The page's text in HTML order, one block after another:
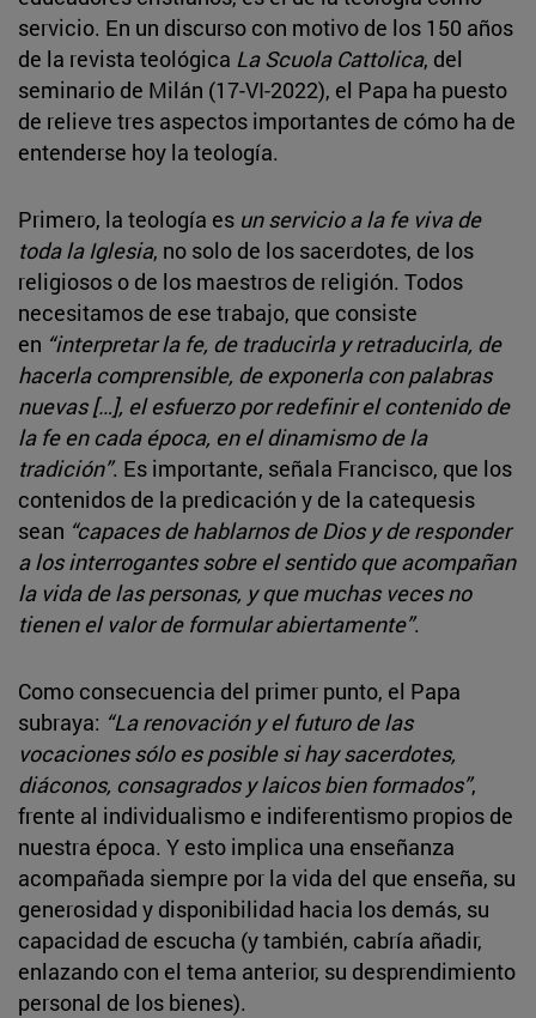
servicio. En un discurso con motivo de los 150 años
de la revista teológica La Scuola Cattolica, del
seminario de Milán (17-VI-2022), el Papa ha puesto
de relieve tres aspectos importantes de cómo ha de
entenderse hoy la teología.
Primero, la teología es un servicio a la fe viva de
toda la Iglesia, no solo de los sacerdotes, de los
religiosos o de los maestros de religión. Todos
necesitamos de ese trabajo, que consiste
en “interpretar la fe, de traducirla y retraducirla, de
hacerla comprensible, de exponerla con palabras
nuevas […], el esfuerzo por redefinir el contenido de
la fe en cada época, en el dinamismo de la
tradición”. Es importante, señala Francisco, que los
contenidos de la predicación y de la catequesis
sean “capaces de hablarnos de Dios y de responder
a los interrogantes sobre el sentido que acompañan
la vida de las personas, y que muchas veces no
tienen el valor de formular abiertamente”.
Como consecuencia del primer punto, el Papa
subraya: “La renovación y el futuro de las
vocaciones sólo es posible si hay sacerdotes,
diáconos, consagrados y laicos bien formados”,
frente al individualismo e indiferentismo propios de
nuestra época. Y esto implica una enseñanza
acompañada siempre por la vida del que enseña, su
generosidad y disponibilidad hacia los demás, su
capacidad de escucha (y también, cabría añadir,
enlazando con el tema anterior, su desprendimiento
personal de los bienes).